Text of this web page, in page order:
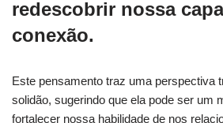
redescobrir nossa
conexão.
Este pensamento traz uma perspectiva
solidão, sugerindo que ela pode ser um
fortalecer nossa habilidade de nos